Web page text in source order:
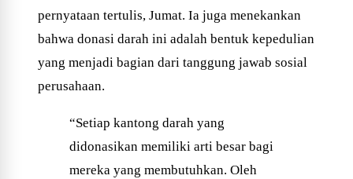
pernyataan tertulis, Jumat. Ia juga menekankan
bahwa donasi darah ini adalah bentuk kepedulian
yang menjadi bagian dari tanggung jawab sosial
perusahaan.
“Setiap kantong darah yang
didonasikan memiliki arti besar bagi
mereka yang membutuhkan. Oleh